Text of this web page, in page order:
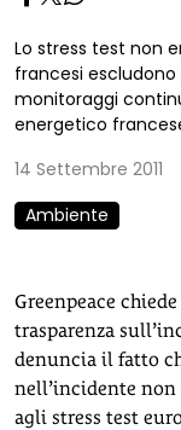
Lo stress test non
francesi
monitoraggi
energetico
14 Settembre 2011
Ambiente
Greenpeace
trasparenza
denuncia il fatto
nell’incidente non
agli stress test